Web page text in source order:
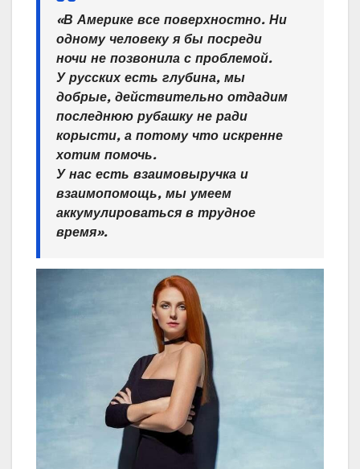
«В Америке все поверхностно. Ни
одному человеку я бы посреди
ночи не позвонила с проблемой.
У русских есть глубина, мы
добрые, действительно отдадим
последнюю рубашку не ради
корысти, а потому что искренне
хотим помочь.
У нас есть взаимовыручка и
взаимопомощь, мы умеем
аккумулироваться в трудное
время».